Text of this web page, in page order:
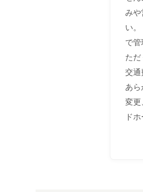
みや
い
で
た
交通
あ
変更
ド